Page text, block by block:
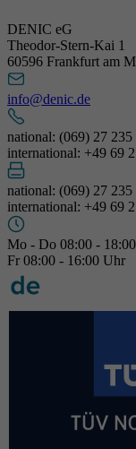
DENIC eG
Theodor-Stern-Kai 1
60596 Frankfurt am
info@denic.de
national: (069) 27 235
international: +49 69
national: (069) 27 235
international: +49 69
Mo - Do 08:00 -
Fr 08:00 - 16:00 Uhr